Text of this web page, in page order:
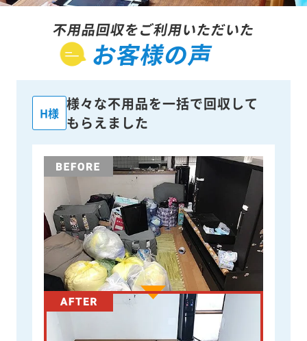
不用品回収をご利用いただいた
お客様の声
H様
様々な不用品を一括で回収して
もらえました